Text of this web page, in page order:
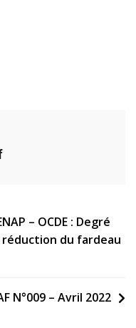
– OCDE : Degré
du fardeau
N°009 – Avril 2022